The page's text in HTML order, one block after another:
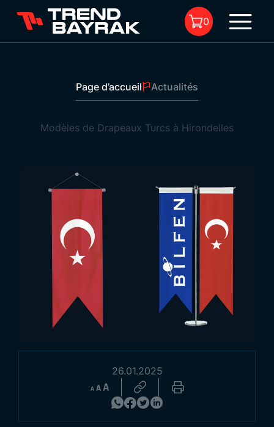
Modèles de Drapeaux Turcs à Hirondelles
0
Page d’accueil Actualités
Modèles de Drapeaux Turcs à Hirondelles
26.01.2025
Découvrez nos Produits